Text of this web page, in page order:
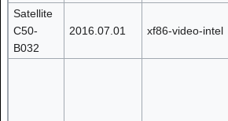
Satellite
C50-
B032
2016.07.01 xf86-video-intel